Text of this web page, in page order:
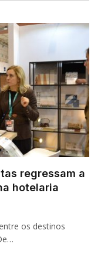
regressam a
hotelaria
os destinos